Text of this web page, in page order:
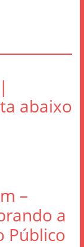
abaixo
–
a
Público